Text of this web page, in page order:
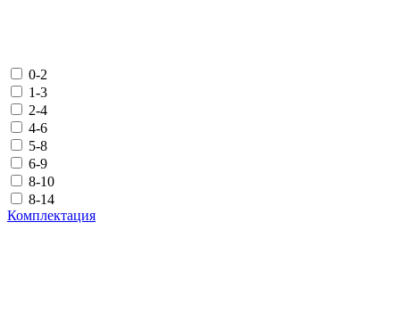
0-2
1-3
2-4
4-6
5-8
6-9
8-10
8-14
Комплектация